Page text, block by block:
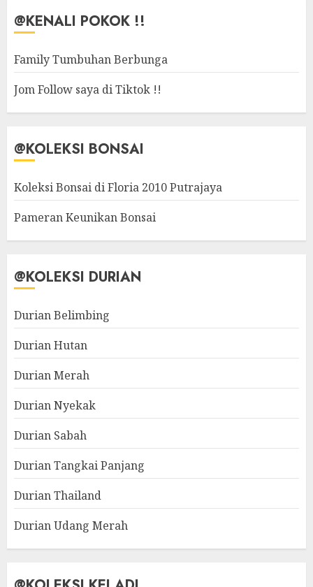
@KENALI POKOK !!
Family Tumbuhan Berbunga
Jom Follow saya di Tiktok !!
@KOLEKSI BONSAI
Koleksi Bonsai di Floria 2010 Putrajaya
Pameran Keunikan Bonsai
@KOLEKSI DURIAN
Durian Belimbing
Durian Hutan
Durian Merah
Durian Nyekak
Durian Sabah
Durian Tangkai Panjang
Durian Thailand
Durian Udang Merah